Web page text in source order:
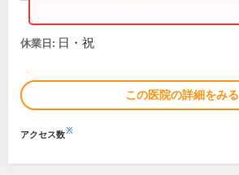
休業日: 日・祝
この医院の詳細をみる
アクセス数※